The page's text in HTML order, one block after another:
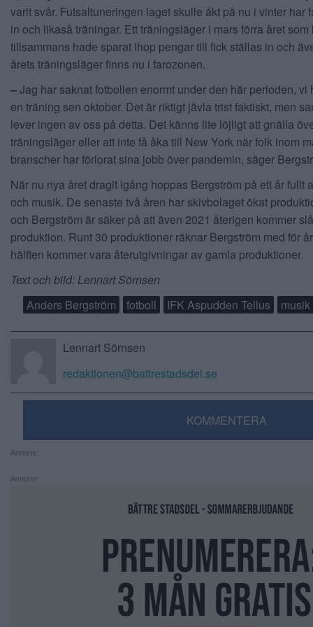
varit svår. Futsaltuneringen laget skulle åkt på nu i vinter har
in och likaså träningar. Ett träningsläger i mars förra året som
tillsammans hade sparat ihop pengar till fick ställas in och
årets träningsläger finns nu i farozonen.
–Jag har saknat fotbollen enormt under den här perioden, vi
en träning sen oktober. Det är riktigt jävla trist faktiskt, men
lever ingen av oss på detta. Det känns lite löjligt att gnälla
träningsläger eller att inte få åka till New York när folk inom
branscher har förlorat sina jobb över pandemin, säger
När nu nya året dragit igång hoppas Bergström på ett år fullt
och musik. De senaste två åren har skivbolaget ökat
och Bergström är säker på att även 2021 återigen kommer
produktion. Runt 30 produktioner räknar Bergström med för
hälften kommer vara återutgivningar av gamla produktioner.
Text och bild: Lennart Sörnsen
Anders Bergström
fotboll IFK Aspudden Tellus musik
Lennart Sörnsen
redaktionen@battrestadsdel.se
KOMMENTERA
Annons:
Annons: